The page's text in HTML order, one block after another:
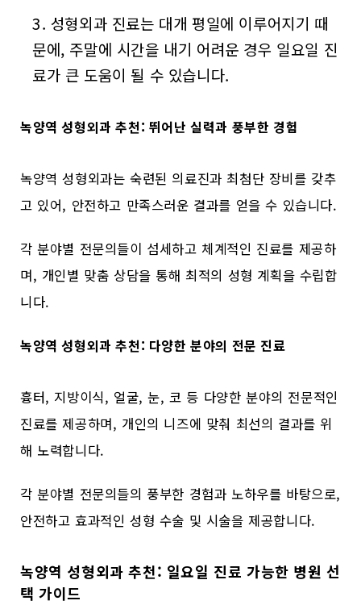
성형외과 진료는 대개 평일에 이루어지기 때
문에, 주말에 시간을 내기 어려운 경우 일요일 진
료가 큰 도움이 될 수 있습니다.
녹양역 성형외과 추천: 뛰어난 실력과 풍부한 경험
녹양역 성형외과는 숙련된 의료진과 최첨단 장비를 갖추
고 있어, 안전하고 만족스러운 결과를 얻을 수 있습니다.
각 분야별 전문의들이 섬세하고 체계적인 진료를 제공하
며, 개인별 맞춤 상담을 통해 최적의 성형 계획을 수립합
니다.
녹양역 성형외과 추천: 다양한 분야의 전문 진료
흉터, 지방이식, 얼굴, 눈, 코 등 다양한 분야의 전문적인
진료를 제공하며, 개인의 니즈에 맞춰 최선의 결과를 위
해 노력합니다.
각 분야별 전문의들의 풍부한 경험과 노하우를 바탕으로,
안전하고 효과적인 성형 수술 및 시술을 제공합니다.
녹양역 성형외과 추천: 일요일 진료 가능한 병원 선
택 가이드